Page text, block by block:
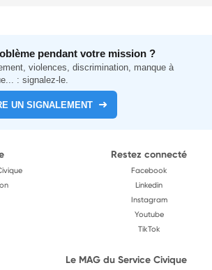
pendant votre mission ?
violences, discrimination, manque à
: signalez-le.
UN SIGNALEMENT
Restez connecté
Facebook
Linkedin
Instagram
Youtube
TikTok
Le MAG du Service Civique